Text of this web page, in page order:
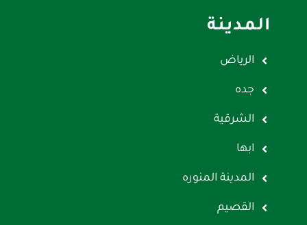
المدينة
الرياض
جده
الشرقية
ابها
المدينة المنوره
القصيم